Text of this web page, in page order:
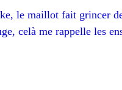
le maillot fait grincer
celà me rappelle les